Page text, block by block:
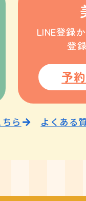
LINE登録
登
予
ら よくある